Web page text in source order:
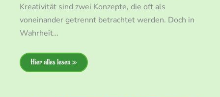
Kreativität sind zwei Konzepte, die oft als
voneinander getrennt betrachtet werden. Doch in
Wahrheit…
Hier alles lesen »